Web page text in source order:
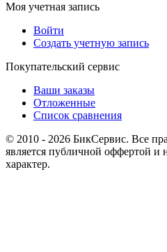
Моя учетная запись
Войти
Создать учетную запись
Покупательский сервис
Ваши заказы
Отложенные
Список сравнения
© 2010 - 2026 БикСервис. Все
является публичной оффертой
характер.